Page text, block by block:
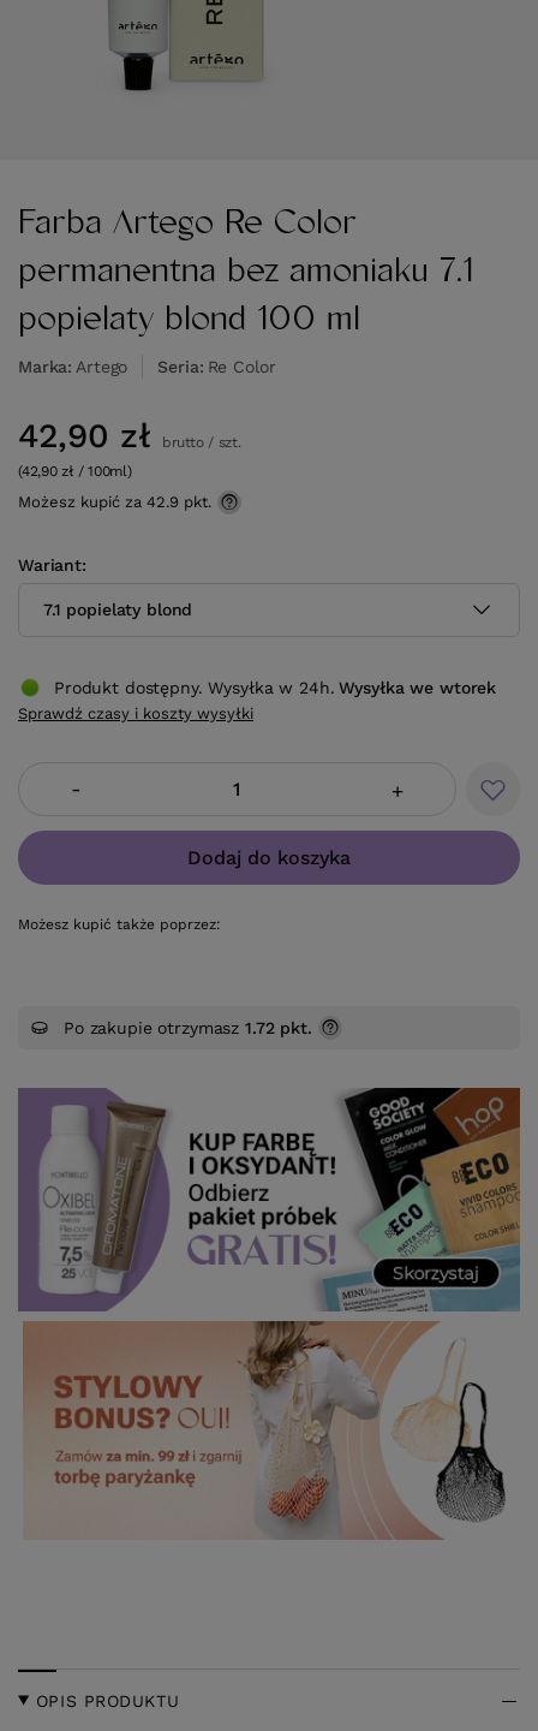
Farba Artego Re Color
permanentna bez amoniaku 7.1
popielaty blond 100 ml
Marka Artego Seria Re Color
Wariant
7.1 popielaty blond
42,90 zł brutto/ szt.
(42,90 zł / 100ml)
Możesz kupić za 42.9 pkt.
- +
Dodaj do koszyka
Możesz kupić także poprzez:
Produkt dostępny. Wysyłka w 24h. Wysyłkawe wtorek
Sprawdź czasy i koszty wysyłki
Po zakupie otrzymasz1.72 pkt.
OPIS PRODUKTU